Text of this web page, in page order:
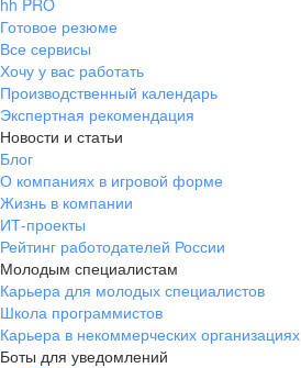
hh PRO
Готовое резюме
Все сервисы
Хочу у вас работать
Производственный календарь
Экспертная рекомендация
Новости и статьи
Блог
О компаниях в игровой форме
Жизнь в компании
ИТ-проекты
Рейтинг работодателей России
Молодым специалистам
Карьера для молодых специалистов
Школа программистов
Карьера в некоммерческих организациях
Боты для уведомлений